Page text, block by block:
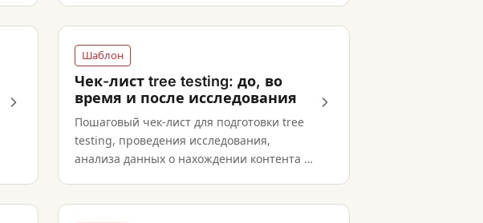
Шаблон
Чек-лист tree testing: до, во
время и после исследования
Пошаговый чек-лист для подготовки tree
testing, проведения исследования,
анализа данных о нахождении контента и